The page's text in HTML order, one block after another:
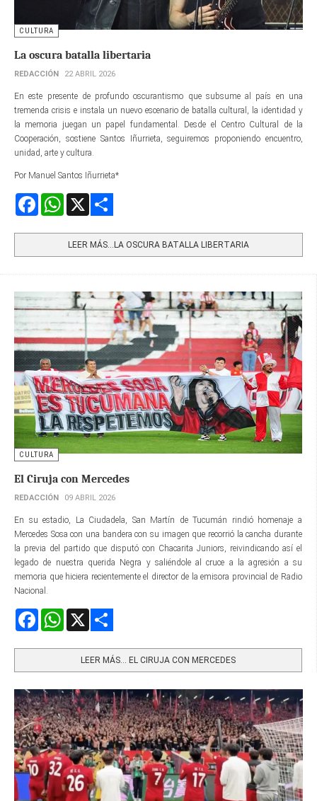
CULTURA
La oscura batalla libertaria
REDACCIÓN 22 ABRIL 2026
En este presente de profundo oscurantismo que subsume al país en una
tremenda crisis e instala un nuevo escenario de batalla cultural, la identidad y
la memoria juegan un papel fundamental. Desde el Centro Cultural de la
Cooperación, sostiene Santos Iñurrieta, seguiremos proponiendo encuentro,
unidad, arte y cultura.
Por Manuel Santos Iñurrieta*
FacebookWhatsApp
LEER MÁS…LA OSCURA BATALLA LIBERTARIA
CULTURA
El Ciruja con Mercedes
REDACCIÓN 09 ABRIL 2026
En su estadio, La Ciudadela, San Martín de Tucumán rindió homenaje a
Mercedes Sosa con una bandera con su imagen que recorrió la cancha durante
la previa del partido que disputó con Chacarita Juniors, reivindicando así el
legado de nuestra querida Negra y saliéndole al cruce a la agresión a su
memoria que hiciera recientemente el director de la emisora provincial de Radio
Nacional.
FacebookWhatsApp
LEER MÁS… EL CIRUJA CON MERCEDES